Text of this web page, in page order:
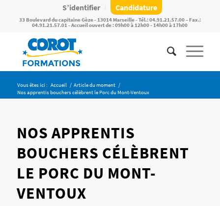
S’identifier Candidature
33 Boulevard du capitaine Gèze - 13014 Marseille - Tél.: 04.91.21.57.00 – Fax.:
04.91.21.57.01 - Accueil ouvert de : 09h00 à 12h00 - 14h00 à 17h00
Vous êtes ici : Accueil / Article du moment /
Nos apprentis bouchers célèbrent le Porc du Mont-Ventoux
NOS APPRENTIS
BOUCHERS CÉLÈBRENT
LE PORC DU MONT-
VENTOUX